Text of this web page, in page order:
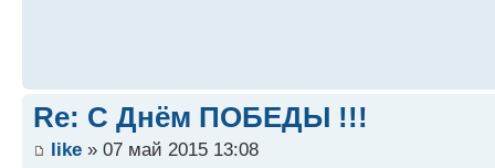
Re: С Днём ПОБЕДЫ !!!
like » 07 май 2015 13:08